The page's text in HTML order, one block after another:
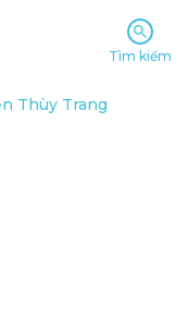
Tìm kiếm
Thùy Trang